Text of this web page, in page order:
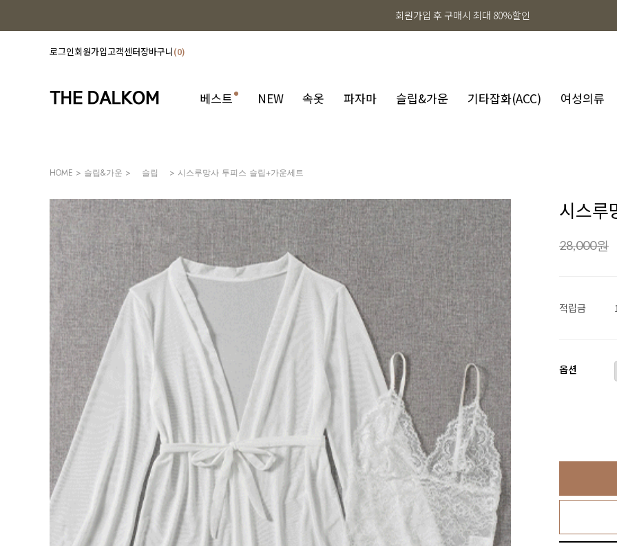
회원가입 후 구매시 최대 80%할인
로그인회원가입고객센터장바구니 0
베스트 NEW 속옷 파자마 슬립&가운 기타잡화(ACC) 여성의류
HOME > 슬립&가운 > 슬립 > 시스루망사 투피스 슬립+가운세트
시스루
28,000원
적립금
옵션